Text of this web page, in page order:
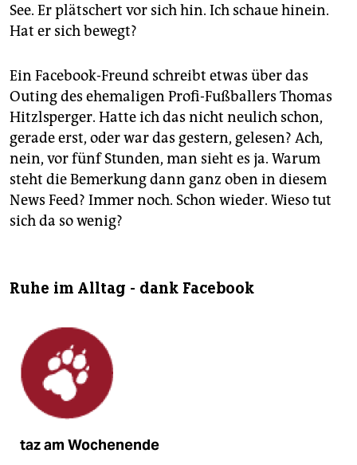
See. Er plätschert vor sich hin. Ich schaue hinein.
Hat er sich bewegt?
Ein Facebook-Freund schreibt etwas über das
Outing des ehemaligen Profi-Fußballers Thomas
Hitzlsperger. Hatte ich das nicht neulich schon,
gerade erst, oder war das gestern, gelesen? Ach,
nein, vor fünf Stunden, man sieht es ja. Warum
steht die Bemerkung dann ganz oben in diesem
News Feed? Immer noch. Schon wieder. Wieso tut
sich da so wenig?
Ruhe im Alltag - dank Facebook
taz am Wochenende